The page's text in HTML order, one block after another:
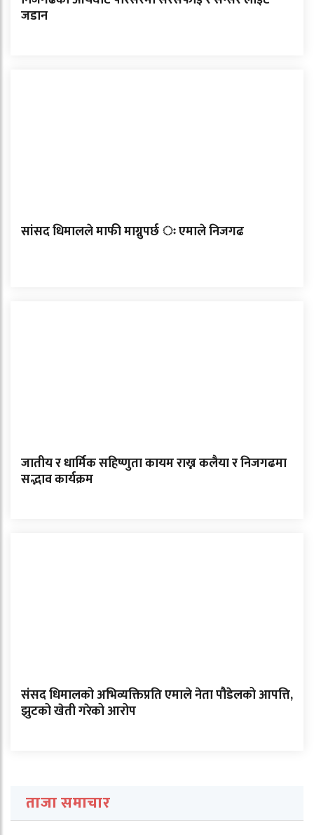
जडान
सांसद धिमालले माफी माग्नुपर्छ ः एमाले निजगढ
जातीय र धार्मिक सहिष्णुता कायम राख्न कलैया र निजगढमा
सद्भाव कार्यक्रम
संसद धिमालको अभिव्यक्तिप्रति एमाले नेता पौडेलको आपत्ति,
झुटको खेती गरेको आरोप
ताजा समाचार